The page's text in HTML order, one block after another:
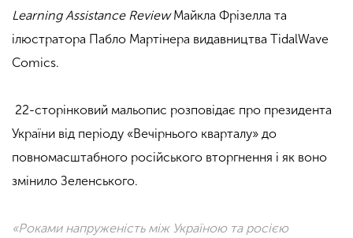
Learning Assistance ReviewМайкла Фрізелла та
ілюстратора Пабло Мартінера видавництва TidalWave
Comics.
22-сторінковий мальопис розповідає про президента
України від періоду «Вечірнього кварталу» до
повномасштабного російського вторгнення і як воно
змінило Зеленського.
«Роками напруженість між Україною та росією